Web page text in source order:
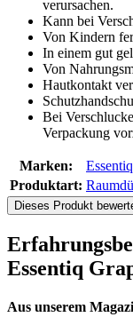
verursachen.
Kann bei
Von Kindern
In einem gut
Von
Hautkontakt
Bei
Verpackung
Marken:
Essentiq
Produktart:
Dieses Produkt
Essentiq
Aus unserem